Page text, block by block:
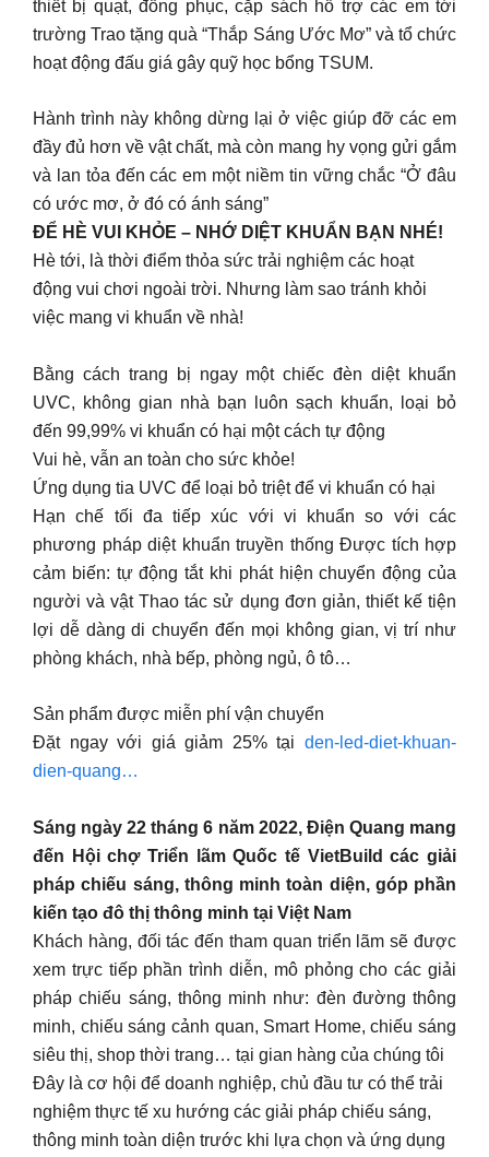
thiết bị quạt, đồng phục, cặp sách hỗ trợ các em tới
trường Trao tặng quà “Thắp Sáng Ước Mơ” và tổ chức
hoạt động đấu giá gây quỹ học bổng TSUM.
Hành trình này không dừng lại ở việc giúp đỡ các em
đầy đủ hơn về vật chất, mà còn mang hy vọng gửi gắm
và lan tỏa đến các em một niềm tin vững chắc “Ở đâu
có ước mơ, ở đó có ánh sáng”
ĐỂ HÈ VUI KHỎE – NHỚ DIỆT KHUẨN BẠN NHÉ!
Hè tới, là thời điểm thỏa sức trải nghiệm các hoạt
động vui chơi ngoài trời. Nhưng làm sao tránh khỏi
việc mang vi khuẩn về nhà!
Bằng cách trang bị ngay một chiếc đèn diệt khuẩn
UVC, không gian nhà bạn luôn sạch khuẩn, loại bỏ
đến 99,99% vi khuẩn có hại một cách tự động
Vui hè, vẫn an toàn cho sức khỏe!
Ứng dụng tia UVC để loại bỏ triệt để vi khuẩn có hại
Hạn chế tối đa tiếp xúc với vi khuẩn so với các
phương pháp diệt khuẩn truyền thống Được tích hợp
cảm biến: tự động tắt khi phát hiện chuyển động của
người và vật Thao tác sử dụng đơn giản, thiết kế tiện
lợi dễ dàng di chuyển đến mọi không gian, vị trí như
phòng khách, nhà bếp, phòng ngủ, ô tô…
Sản phẩm được miễn phí vận chuyển
Đặt ngay với giá giảm 25% tại den-led-diet-khuan-
dien-quang…
Sáng ngày 22 tháng 6 năm 2022, Điện Quang mang
đến Hội chợ Triển lãm Quốc tế VietBuild các giải
pháp chiếu sáng, thông minh toàn diện, góp phần
kiến tạo đô thị thông minh tại Việt Nam
Khách hàng, đối tác đến tham quan triển lãm sẽ được
xem trực tiếp phần trình diễn, mô phỏng cho các giải
pháp chiếu sáng, thông minh như: đèn đường thông
minh, chiếu sáng cảnh quan, Smart Home, chiếu sáng
siêu thị, shop thời trang… tại gian hàng của chúng tôi
Đây là cơ hội để doanh nghiệp, chủ đầu tư có thể trải
nghiệm thực tế xu hướng các giải pháp chiếu sáng,
thông minh toàn diện trước khi lựa chọn và ứng dụng